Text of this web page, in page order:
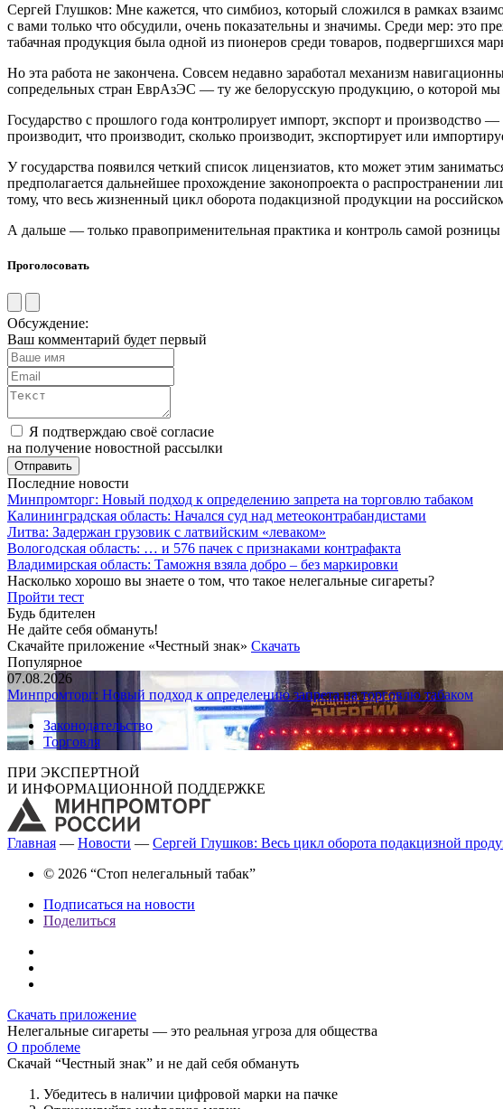
Сергей Глушков: Мне кажется, что симбиоз, который сложился в рамках
с вами только что обсудили, очень показательны и значимы. Среди мер: это
табачная продукция была одной из пионеров среди товаров, подвергшихся
Но эта работа не закончена. Совсем недавно заработал механизм
сопредельных стран ЕврАзЭС — ту же белорусскую продукцию, о которой мы
Государство с прошлого года контролирует импорт, экспорт и
производит, что производит, сколько производит, экспортирует или
У государства появился четкий список лицензиатов, кто может этим
предполагается дальнейшее прохождение законопроекта о
тому, что весь жизненный цикл оборота подакцизной продукции на
А дальше — только правоприменительная практика и контроль самой
Проголосовать
Обсуждение:
Ваш комментарий будет первый
Я подтверждаю своё согласие
на получение новостной рассылки
Последние новости
Минпромторг: Новый подход к определению запрета на торговлю табаком
Калининградская область: Начался суд над метеоконтрабандистами
Литва: Задержан грузовик с латвийским «леваком»
Вологодская область: … и 576 пачек с признаками контрафакта
Владимирская область: Таможня взяла добро – без маркировки
Насколько хорошо вы знаете о том, что такое нелегальные сигареты?
Пройти тест
Будь бдителен
Не дайте себя обмануть!
Скачайте приложение «Честный знак» Скачать
Популярное
07.08.2026
Минпромторг: Новый подход к определению запрета на торговлю табаком
Законодательство
Торговля
ПРИ ЭКСПЕРТНОЙ
И ИНФОРМАЦИОННОЙ ПОДДЕРЖКЕ
Главная — Новости — Сергей Глушков: Весь цикл оборота подакцизной
© 2026 “Стоп нелегальный табак”
Подписаться на новости
Поделиться
Скачать приложение
Нелегальные сигареты — это реальная угроза для общества
О проблеме
Скачай “Честный знак” и не дай себя обмануть
Убедитесь в наличии цифровой марки на пачке